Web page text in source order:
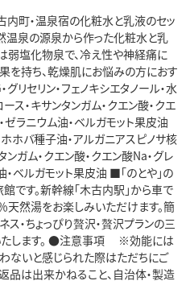
町・温泉宿の化粧水と乳液のセッ
温泉の源泉から作った化粧水と乳
弱塩化物泉で、冷え性や神経痛に
を持ち、乾燥肌にお悩みの方におす
グリセリン・フェノキシエタノール・水
ス・キサンタンガム・クエン酸・クエ
ラニウム油・ベルガモット果皮油
ホホバ種子油・アルガニアスピノサ核
ガム・クエン酸・クエン酸Na・グレ
ベルガモット果皮油 ■「のとや」の
です。新幹線「木古内駅」から車で
天然湯をお楽しみいただけます。簡
・ちょっぴり贅沢・贅沢プランの三
たします。 ●注意事項 ※効能には
ないと感じられた際はただちにご
品は出来かねること、自治体・製造